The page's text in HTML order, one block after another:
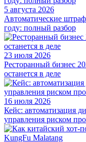
5 августа 2026
Автоматические
году: полный разбор
23 июля 2026
Ресторанный бизнес
останется в деле
16 июля 2026
Кейс: автоматизация
управления риском